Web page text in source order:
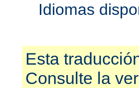
Idiomas
Esta
Consulte la